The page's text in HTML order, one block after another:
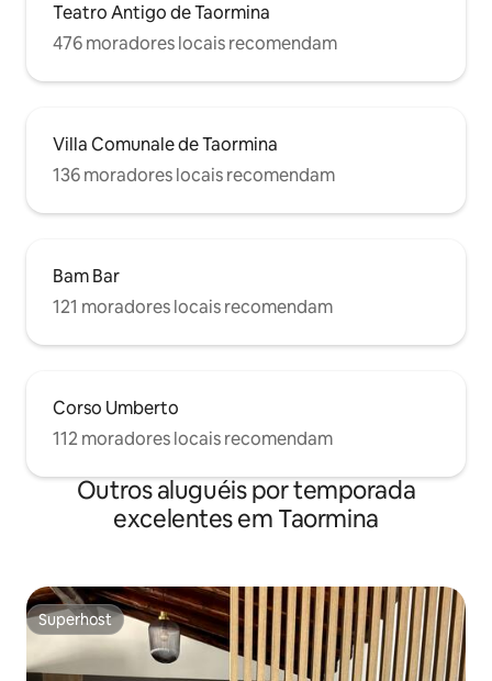
Teatro Antigo de Taormina
476 moradores locais recomendam
Villa Comunale de Taormina
136 moradores locais recomendam
Bam Bar
121 moradores locais recomendam
Corso Umberto
112 moradores locais recomendam
Outros aluguéis por temporada
excelentes em Taormina
Superhost
Superhost